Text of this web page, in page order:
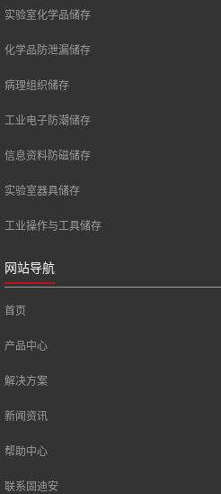
实验室化学品储存
化学品防泄漏储存
病理组织储存
工业电子防潮储存
信息资料防磁储存
实验室器具储存
工业操作与工具储存
网站导航
首页
产品中心
解决方案
新闻资讯
帮助中心
联系固迪安